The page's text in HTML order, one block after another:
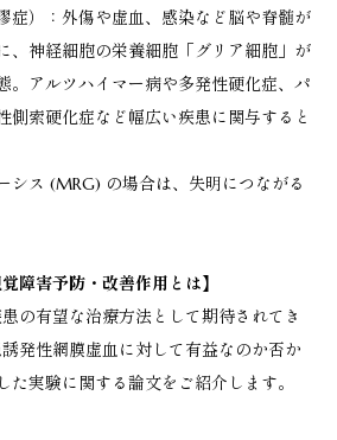
症）：外傷や虚血、感染など脳や脊髄が
、神経細胞の栄養細胞「グリア細胞」が
。アルツハイマー病や多発性硬化症、パ
側索硬化症など幅広い疾患に関与すると
シス (MRG) の場合は、失明につながる
障害予防・改善作用とは】
の有望な治療方法として期待されてき
発性網膜虚血に対して有益なのか否か
た実験に関する論文をご紹介します。